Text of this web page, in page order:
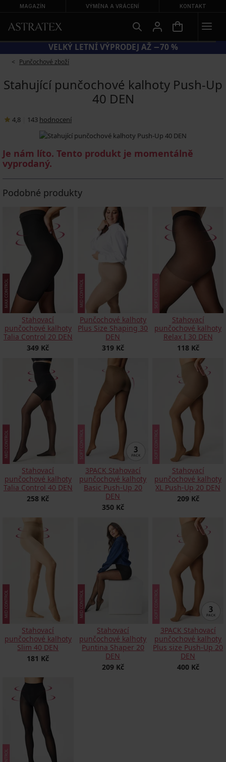
MAGAZÍN VÝMĚNA A VRÁCENÍ KONTAKT
KÓD BRA20 = PODPRSENKY −20 %
Punčochové zboží
Stahující punčochové kalhoty Push-Up
40 DEN
4,8 143 hodnocení
Je nám líto. Tento produkt je momentálně
vyprodaný.
Podobné produkty
Stahovací
punčochové kalhoty
Talia Control 20 DEN
349 Kč
Punčochové kalhoty
Plus Size Shaping 30
DEN
319 Kč
Stahovací
punčochové kalhoty
Relax I 30 DEN
118 Kč
Stahovací
punčochové kalhoty
Talia Control 40 DEN
258 Kč
3PACK Stahovací
punčochové kalhoty
Basic Push-Up 20
DEN
350 Kč
Stahovací
punčochové kalhoty
XL Push-Up 20 DEN
209 Kč
Stahovací
punčochové kalhoty
Slim 40 DEN
181 Kč
Stahovací
punčochové kalhoty
Puntina Shaper 20
DEN
209 Kč
3PACK Stahovací
punčochové kalhoty
Plus size Push-Up 20
DEN
400 Kč